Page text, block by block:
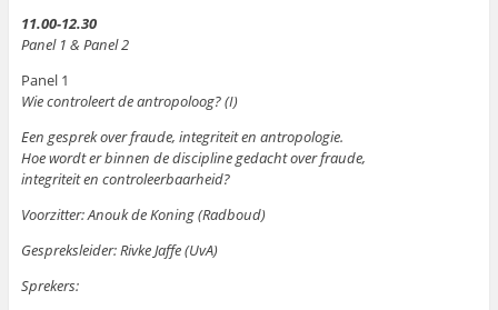
11.00-12.30
Panel 1 & Panel 2
Panel 1
Wie controleert de antropoloog? (I)
Een gesprek over fraude, integriteit en antropologie.
Hoe wordt er binnen de discipline gedacht over fraude,
integriteit en controleerbaarheid?
Voorzitter: Anouk de Koning (Radboud)
Gespreksleider: Rivke Jaffe (UvA)
Sprekers: